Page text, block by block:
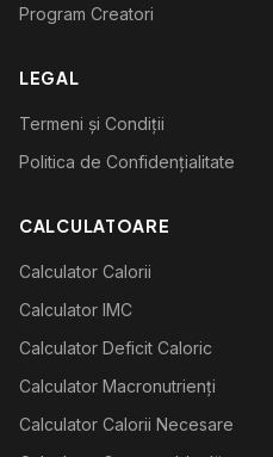
Program Creatori
LEGAL
Termeni și Condiții
Politica de Confidențialitate
CALCULATOARE
Calculator Calorii
Calculator IMC
Calculator Deficit Caloric
Calculator Macronutrienți
Calculator Calorii Necesare